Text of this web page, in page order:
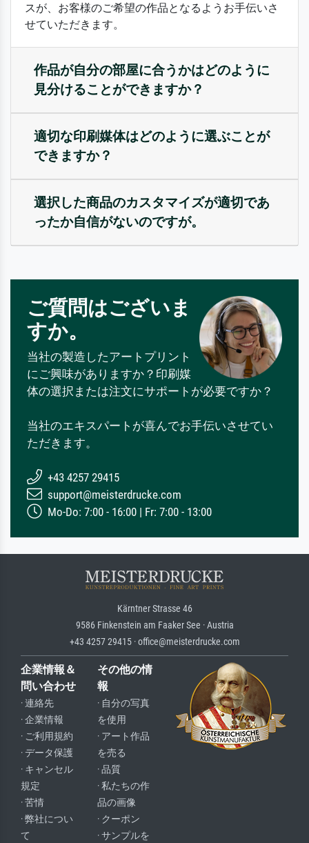
スが、お客様のご希望の作品となるようお手伝いさ
せていただきます。
作品が自分の部屋に合うかはどのように
見分けることができますか？
適切な印刷媒体はどのように選ぶことが
できますか？
選択した商品のカスタマイズが適切であ
ったか自信がないのですが。
ご質問はございま
すか。
当社の製造したアートプリント
にご興味がありますか？印刷媒
体の選択または注文にサポートが必要ですか？
当社のエキスパートが喜んでお手伝いさせてい
ただきます。
+43 4257 29415
support@meisterdrucke.com
Mo-Do: 7:00 - 16:00 | Fr: 7:00 - 13:00
Kärntner Strasse 46
9586 Finkenstein am Faaker See · Austria
+43 4257 29415 · office@meisterdrucke.com
企業情報＆
問い合わせ
· 連絡先
· 企業情報
· ご利用規約
· データ保護
· キャンセル
規定
· 苦情
· 弊社につい
て
その他の情
報
· 自分の写真
を使用
· アート作品
を売る
· 品質
· 私たちの作
品の画像
· クーポン
· サンプルを